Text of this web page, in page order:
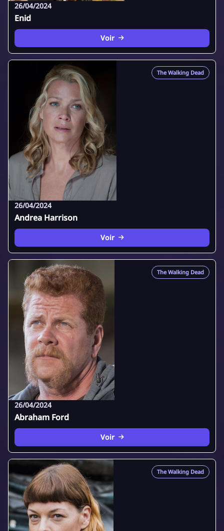
26/04/2024
Enid
Voir
The Walking Dead
26/04/2024
Andrea Harrison
Voir
The Walking Dead
26/04/2024
Abraham Ford
Voir
The Walking Dead